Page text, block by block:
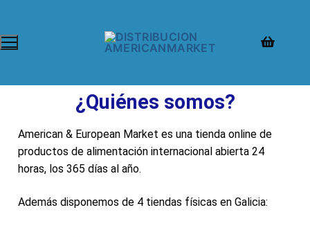
¿Quiénes somos?
American & European Market es una tienda online de
productos de alimentación internacional abierta 24
horas, los 365 días al año.
Además disponemos de 4 tiendas físicas en Galicia: